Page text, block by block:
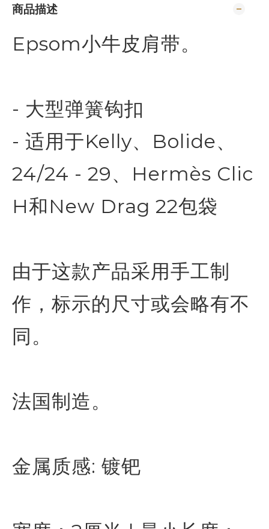
商品描述
Epsom小牛皮肩带。
- 大型弹簧钩扣
- 适用于Kelly、Bolide、
24/24 - 29、Hermès Clic
H和New Drag 22包袋
由于这款产品采用手工制
作，标示的尺寸或会略有不
同。
法国制造。
金属质感: 镀钯